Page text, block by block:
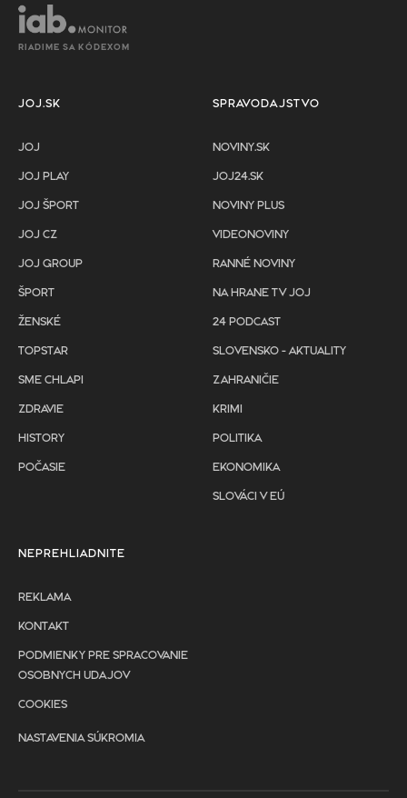
RIADIME SA KÓDEXOM
JOJ.SK
JOJ
JOJ PLAY
JOJ ŠPORT
JOJ CZ
JOJ GROUP
ŠPORT
ŽENSKÉ
TOPSTAR
SME CHLAPI
ZDRAVIE
HISTORY
POČASIE
SPRAVODAJSTVO
NOVINY.SK
JOJ24.SK
NOVINY PLUS
VIDEONOVINY
RANNÉ NOVINY
NA HRANE TV JOJ
24 PODCAST
SLOVENSKO - AKTUALITY
ZAHRANIČIE
KRIMI
POLITIKA
EKONOMIKA
SLOVÁCI V EÚ
NEPREHLIADNITE
REKLAMA
KONTAKT
PODMIENKY PRE SPRACOVANIE
OSOBNYCH UDAJOV
COOKIES
NASTAVENIA SÚKROMIA